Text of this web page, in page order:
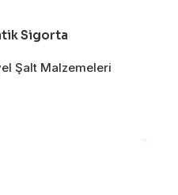
Sigorta
Şalt Malzemeleri